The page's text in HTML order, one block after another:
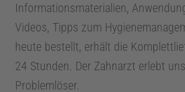
n
f
o
Informationsmaterialien,
Videos, Tipps zum
heute bestellt, erhält die
24 Stunden. Der Zahnarzt erlebt
Problemlöser.